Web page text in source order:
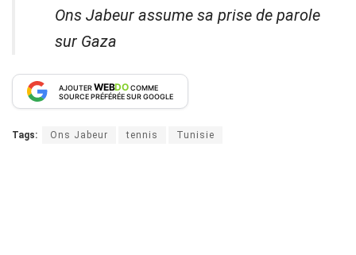
Ons Jabeur assume sa prise de parole
sur Gaza
AJOUTERWEBDOCOMME
SOURCE PRÉFÉRÉE SUR GOOGLE
Tags: Ons Jabeur tennis Tunisie